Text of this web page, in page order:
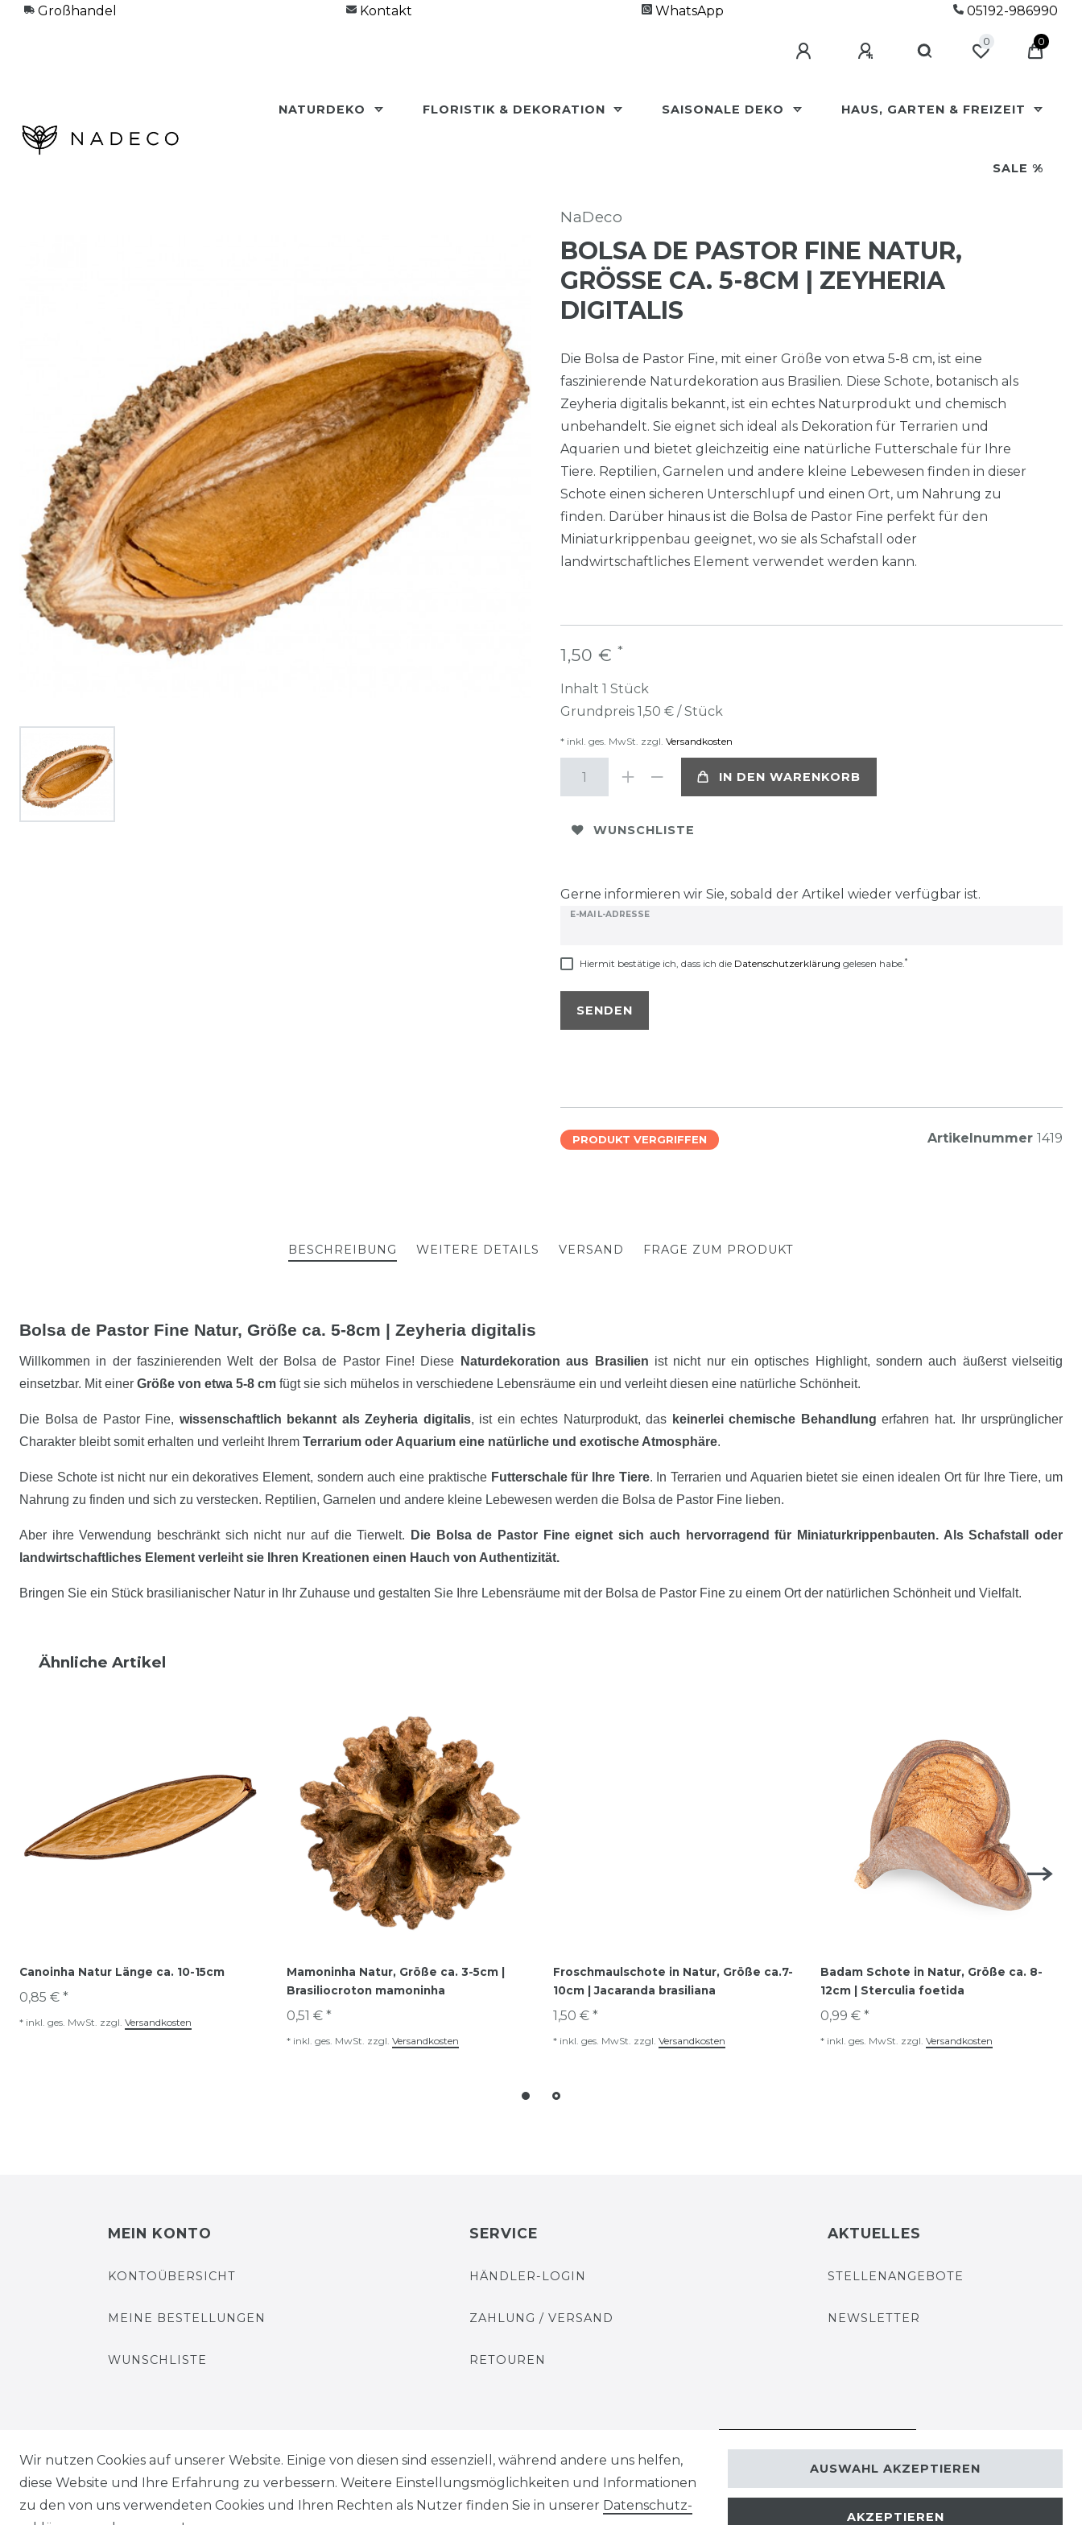
Großhandel Kontakt WhatsApp 05192-986990
0 0
NATURDEKO FLORISTIK & DEKORATION SAISONALE DEKO HAUS, GARTEN & FREIZEIT
SALE %
NaDeco
BOLSA DE PASTOR FINE NATUR,
GRÖSSE CA. 5-8CM | ZEYHERIA D
IGITALIS
Die Bolsa de Pastor Fine, mit einer Größe von etwa 5-8 cm, ist eine
faszinierende Naturdekoration aus Brasilien. Diese Schote, botanisch als
Zeyheria digitalis bekannt, ist ein echtes Naturprodukt und chemisch
unbehandelt. Sie eignet sich ideal als Dekoration für Terrarien und
Aquarien und bietet gleichzeitig eine natürliche Futterschale für Ihre
Tiere. Reptilien, Garnelen und andere kleine Lebewesen finden in dieser
Schote einen sicheren Unterschlupf und einen Ort, um Nahrung zu
finden. Darüber hinaus ist die Bolsa de Pastor Fine perfekt für den
Miniaturkrippenbau geeignet, wo sie als Schafstall oder
landwirtschaftliches Element verwendet werden kann.
1,50 € *
Inhalt 1 Stück
Grundpreis 1,50 € / Stück
* inkl. ges. MwSt. zzgl. Versandkosten
IN DEN WARENKORB
WUNSCHLISTE
Gerne informieren wir Sie, sobald der Artikel wieder verfügbar ist.
E-MAIL-ADRESSE
Hiermit bestätige ich, dass ich die Daten­schutz­erklärung gelesen habe.*
SENDEN
PRODUKT VERGRIFFEN Artikelnummer 1419
BESCHREIBUNG WEITERE DETAILS VERSAND FRAGE ZUM PRODUKT
Bolsa de Pastor Fine Natur, Größe ca. 5-8cm | Zeyheria digitalis
Willkommen in der faszinierenden Welt der Bolsa de Pastor Fine! Diese Naturdekoration aus Brasilien ist nicht nur ein optisches Highlight, sondern auch äußerst vielseitig
einsetzbar. Mit einer Größe von etwa 5-8 cm fügt sie sich mühelos in verschiedene Lebensräume ein und verleiht diesen eine natürliche Schönheit.
Die Bolsa de Pastor Fine, wissenschaftlich bekannt als Zeyheria digitalis, ist ein echtes Naturprodukt, das keinerlei chemische Behandlung erfahren hat. Ihr ursprünglicher
Charakter bleibt somit erhalten und verleiht Ihrem Terrarium oder Aquarium eine natürliche und exotische Atmosphäre.
Diese Schote ist nicht nur ein dekoratives Element, sondern auch eine praktische Futterschale für Ihre Tiere. In Terrarien und Aquarien bietet sie einen idealen Ort für Ihre Tiere, um
Nahrung zu finden und sich zu verstecken. Reptilien, Garnelen und andere kleine Lebewesen werden die Bolsa de Pastor Fine lieben.
Aber ihre Verwendung beschränkt sich nicht nur auf die Tierwelt.
Die Bolsa de Pastor Fine eignet sich auch hervorragend für Miniaturkrippenbauten. Als Schafstall oder
landwirtschaftliches Element verleiht sie Ihren Kreationen einen Hauch von Authentizität.
Bringen Sie ein Stück brasilianischer Natur in Ihr Zuhause und gestalten Sie Ihre Lebensräume mit der Bolsa de Pastor Fine zu einem Ort der natürlichen Schönheit und Vielfalt.
Ähnliche Artikel
Canoinha Natur Länge ca. 10-15cm
0,85 € *
* inkl. ges. MwSt. zzgl. Versandkosten
Mamoninha Natur, Größe ca. 3-5cm |
Brasiliocroton mamoninha
0,51 € *
* inkl. ges. MwSt. zzgl. Versandkosten
Froschmaulschote in Natur, Größe ca.7-
10cm | Jacaranda brasiliana
1,50 € *
* inkl. ges. MwSt. zzgl. Versandkosten
Badam Schote in Natur, Größe ca. 8-
12cm | Sterculia foetida
0,99 € *
* inkl. ges. MwSt. zzgl. Versandkosten
MEIN KONTO
KONTOÜBERSICHT
MEINE BESTELLUNGEN
WUNSCHLISTE
SERVICE
HÄNDLER-LOGIN
ZAHLUNG / VERSAND
RETOUREN
AKTUELLES
STELLENANGEBOTE
NEWSLETTER
Impressum Daten­schutz­erklärung AGB Widerrufs­recht
VERTRAG WIDERRUFEN
Wir nutzen Cookies auf unserer Website. Einige von diesen sind essenziell, während andere uns helfen,
diese Website und Ihre Erfahrung zu verbessern. Weitere Einstellungsmöglichkeiten und Informationen
zu den von uns verwendeten Cookies und Ihren Rechten als Nutzer finden Sie in unserer Daten­schutz­
AKZEPTIEREN
AUSWAHL AKZEPTIEREN